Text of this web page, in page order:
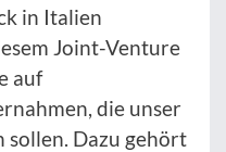
in Italien
Joint-Venture
auf
die unser
Dazu gehört